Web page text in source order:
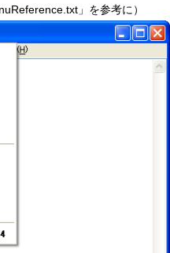
」を参考に）